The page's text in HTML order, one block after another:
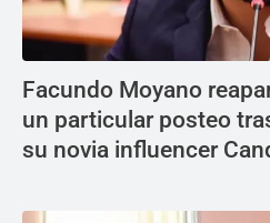
Facundo Moyano
un particular posteo
su novia influencer